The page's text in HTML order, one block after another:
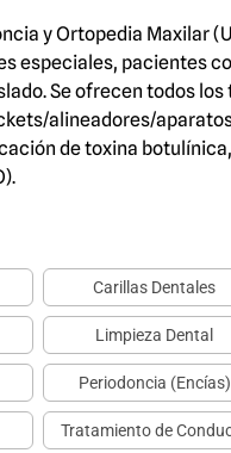
y Ortopedia Maxilar
especiales, pacientes
Se ofrecen todos
alineadores/
de toxina botulínica,
Carillas Dentales
Limpieza Dental
Periodoncia (Encías)
Tratamiento de